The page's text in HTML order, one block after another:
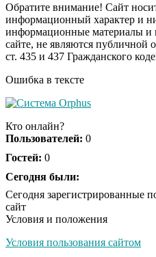
Скрытая камера на
пляже Крыма: Что
люди вытворяют,
Ролик длится
долго
Королева вагона
оставит
США — Южной
Обратите внимание! Сайт
информационный характер и
информационные материалы и
сайте, не являются публичной
ст. 435 и 437 Гражданского
Ошибка в тексте
Кто онлайн?
Пользователей: 0
Гостей: 0
Сегодня были:
Сегодня зарегистрированные
сайт
Условия и положения
Условия пользования сайтом